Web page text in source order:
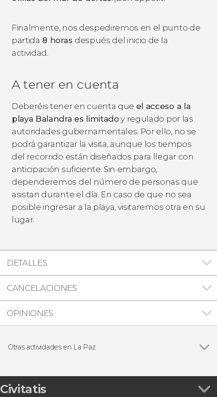
Finalmente, nos despediremos en el punto de
partida 8 horas después del inicio de la
actividad.
A tener en cuenta
Deberéis tener en cuenta que el acceso a la
playa Balandra es limitado y regulado por las
autoridades gubernamentales. Por ello, no se
podrá garantizar la visita, aunque los tiempos
del recorrido están diseñados para llegar con
anticipación suficiente. Sin embargo,
dependeremos del número de personas que
asistan durante el día. En caso de que no sea
posible ingresar a la playa, visitaremos otra en su
lugar.
DETALLES
CANCELACIONES
OPINIONES
Otras actividades en La Paz
Paddle surf en la playa de El Mogote
Safari marino en La Ventana + Snorkel
Civitatis